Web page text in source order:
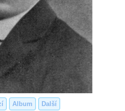
Album Další